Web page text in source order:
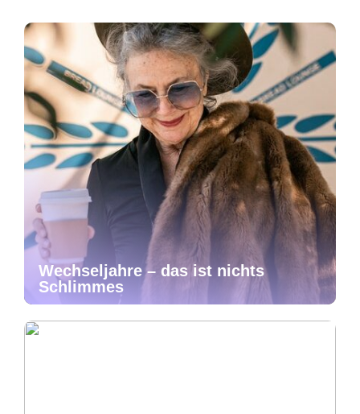
Wechseljahre – das ist nichts
Schlimmes